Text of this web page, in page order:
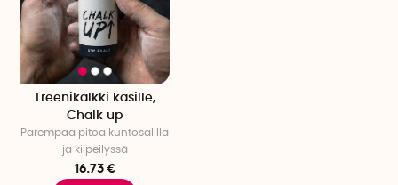
Treenikalkki käsille,
Chalk up
Parempaa pitoa kuntosalilla
ja kiipeilyssä
16.73 €